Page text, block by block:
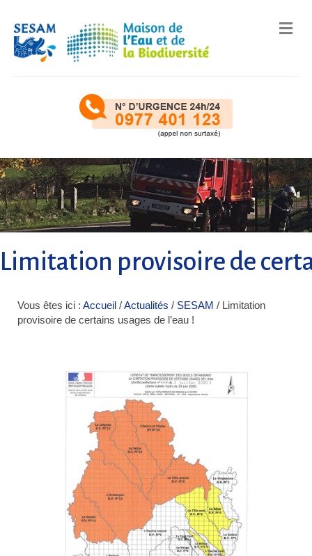
Limitation provisoire de
Vous êtes ici : Accueil /Actualités / SESAM / Limitation
provisoire de certains usages de l’eau !